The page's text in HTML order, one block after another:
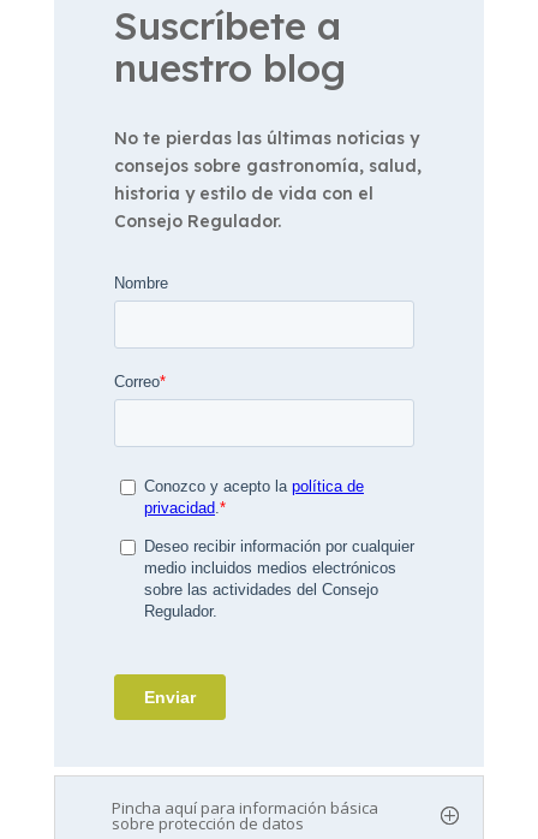
Suscríbete a
nuestro blog
No te pierdas las últimas noticias y
consejos sobre gastronomía, salud,
historia y estilo de vida con el
Consejo Regulador.
Pincha aquí para información básica
sobre protección de datos